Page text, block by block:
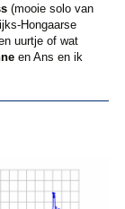
(mooie solo van
Hongaarse
uurtje of wat
en Ans en ik